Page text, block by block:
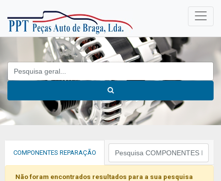
COMPONENTES REPARAÇÃO
Não foram encontrados resultados para a sua pesquisa